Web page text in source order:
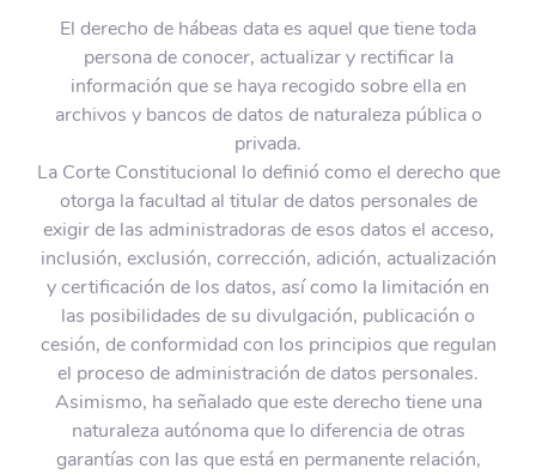
El derecho de hábeas data es aquel que tiene toda
persona de conocer, actualizar y rectificar la
información que se haya recogido sobre ella en
archivos y bancos de datos de naturaleza pública o
privada.
La Corte Constitucional lo definió como el derecho que
otorga la facultad al titular de datos personales de
exigir de las administradoras de esos datos el acceso,
inclusión, exclusión, corrección, adición, actualización
y certificación de los datos, así como la limitación en
las posibilidades de su divulgación, publicación o
cesión, de conformidad con los principios que regulan
el proceso de administración de datos personales.
Asimismo, ha señalado que este derecho tiene una
naturaleza autónoma que lo diferencia de otras
garantías con las que está en permanente relación,